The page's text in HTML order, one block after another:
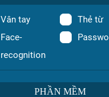
Vân tay
Thẻ từ
Face-
recognition
PHẦN MỀM